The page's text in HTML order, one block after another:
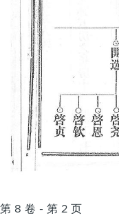
第 8 卷 - 第 2 页